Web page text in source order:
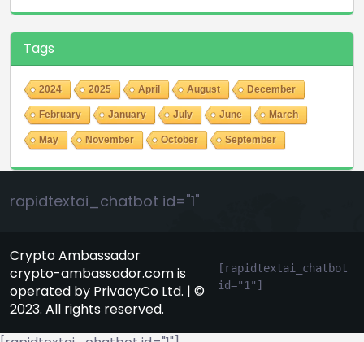
Tags
2024 2025 April August December
February January July June March
May November October September
rapidtextai_chatbot id="1"
Crypto Ambassador
crypto-ambassador.com is
operated by PrivacyCo Ltd. | ©
2023. All rights reserved.
[rapidtextai_chatbot
id="1"]